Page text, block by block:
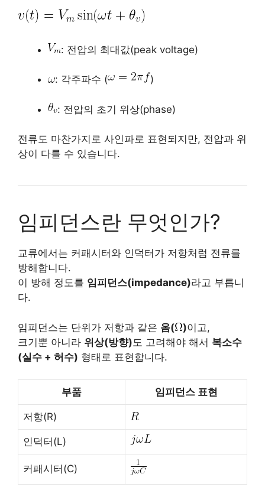
: 전압의 최대값(peak voltage)
: 각주파수 ( )
: 전압의 초기 위상(phase)
전류도 마찬가지로 사인파로 표현되지만, 전압과 위
상이 다를 수 있습니다.
임피던스란 무엇인가?
교류에서는 커패시터와 인덕터가 저항처럼 전류를
방해합니다.
이 방해 정도를 임피던스(impedance)라고 부릅니
다.
임피던스는 단위가 저항과 같은 옴( )이고,
크기뿐 아니라 위상(방향) 도 고려해야 해서 복소수
(실수 + 허수) 형태로 표현합니다.
부품 임피던스 표현
저항(R)
인덕터(L)
커패시터(C)